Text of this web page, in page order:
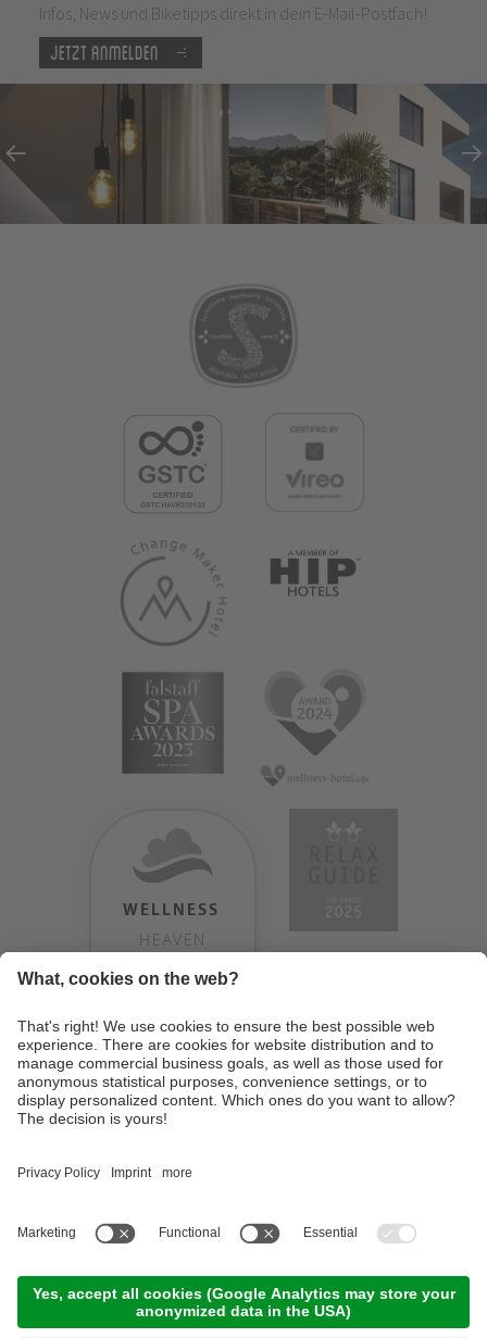
Infos, News und Biketipps direkt in dein E-Mail-Postfach!
Jetzt anmelden
WELLNESS
HEAVEN
TESTERGEBNIS:
2026
. MwSt-Nr. IT01350720213
. CIN: IT021062A1BGQJ2W4U
.Impressum. Datenschutzerklärung.Cookie Einstellungen.
Sitemap